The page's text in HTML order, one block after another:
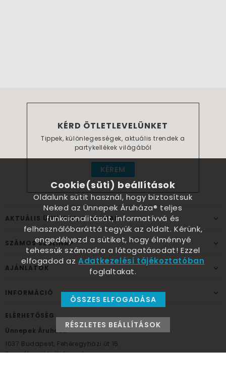
KÉRD ÖTLETLEVELÜNKET
Tippek, különlegességek, aktuális trendek a
partykellékek világából
KÉREM
AKTUÁLIS ÜNNEPEK, ALKALMAK
SZÁMOS SZÜLINAP
AJÁNLATOK
INFORMÁCIÓ
ELÉRHETŐSÉG
Ünnepek Áruháza
1037 Budapest, Fehéregyházi út 15.
Személyes átvételi pont
Cookie(süti) beállítások
Oldalunk sütit használ, hogy biztosítsuk
Neked az Ünnepek Áruháza® teljes
funkcionalitását, informatívvá és
felhasználóbaráttá tegyük az oldalt. Kérünk,
engedélyezd a sütiket, hogy élménnyé
tehessük számodra a látogatásodat! Ezzel
elfogadod azAdatkezelési tájékoztatóban
foglaltakat.
ÖSSZES ELFOGADÁSA
RÉSZLETES BEÁLLÍTÁSOK